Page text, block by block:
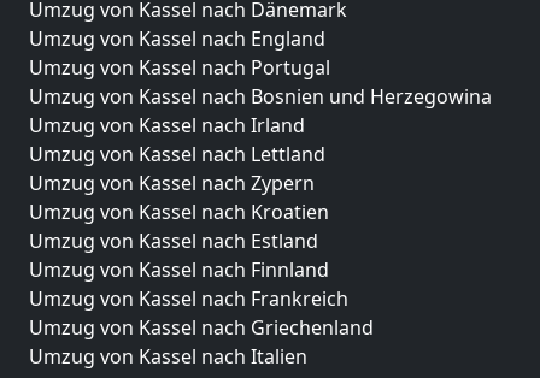
Umzug von Kassel nach Dänemark
Umzug von Kassel nach England
Umzug von Kassel nach Portugal
Umzug von Kassel nach Bosnien und Herzegowina
Umzug von Kassel nach Irland
Umzug von Kassel nach Lettland
Umzug von Kassel nach Zypern
Umzug von Kassel nach Kroatien
Umzug von Kassel nach Estland
Umzug von Kassel nach Finnland
Umzug von Kassel nach Frankreich
Umzug von Kassel nach Griechenland
Umzug von Kassel nach Italien